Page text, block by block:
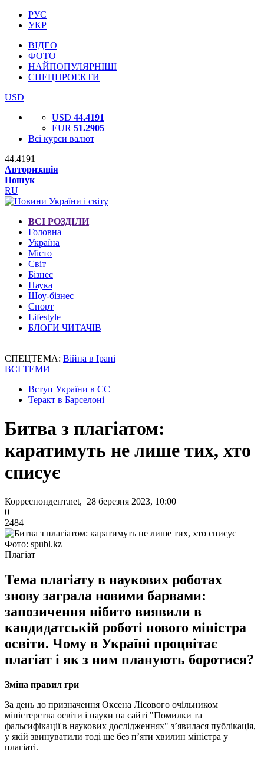
РУС
УКР
ВІДЕО
ФОТО
НАЙПОПУЛЯРНІШІ
СПЕЦПРОЕКТИ
USD
USD 44.4191
EUR 51.2905
Всі курси валют
44.4191
Авторизація
Пошук
RU
ВСІ РОЗДІЛИ
Головна
Україна
Місто
Світ
Бізнес
Наука
Шоу-бізнес
Спорт
Lifestyle
БЛОГИ ЧИТАЧІВ
СПЕЦТЕМА: Війна в Ірані
ВСІ ТЕМИ
Вступ України в ЄС
Теракт в Барселоні
Битва з плагіатом:
каратимуть не лише тих, хто
списує
Корреспондент.net, 28 березня 2023, 10:00
0
2484
Фото: spubl.kz
Плагіат
Тема плагіату в наукових роботах
знову заграла новими барвами:
запозичення нібито виявили в
кандидатській роботі нового міністра
освіти. Чому в Україні процвітає
плагіат і як з ним планують боротися?
Зміна правил гри
За день до призначення Оксена Лісового очільником
міністерства освіти і науки на сайті "Помилки та
фальсифікації в наукових дослідженнях" з’явилася публікація,
у якій звинуватили тоді ще без п’яти хвилин міністра у
плагіаті.